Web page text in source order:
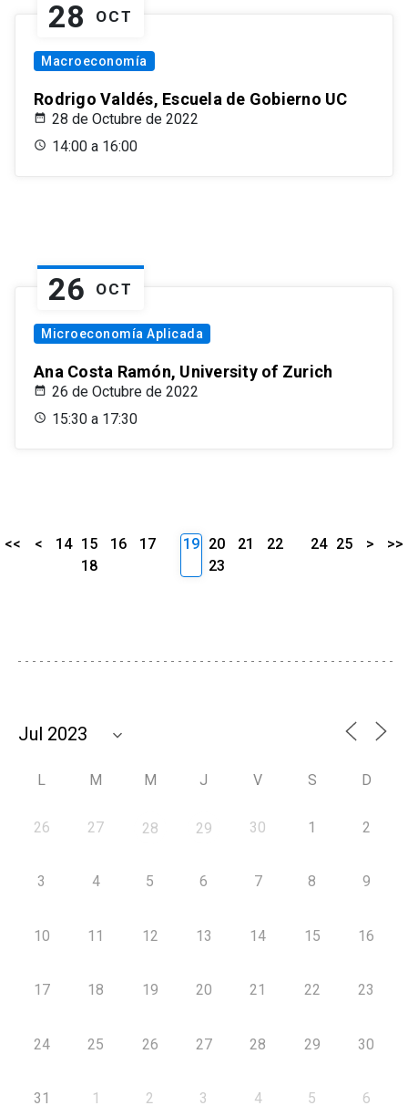
28 OCT
Macroeconomía
Rodrigo Valdés, Escuela de Gobierno UC
28 de Octubre de 2022
14:00 a 16:00
26 OCT
Microeconomía Aplicada
Ana Costa Ramón, University of Zurich
26 de Octubre de 2022
15:30 a 17:30
<< < 14 15 16
17
18
19 20 21
22
23
24 25 > >>
L M M J V S D
26 27 28 29 30 1 2
3 4 5 6 7 8 9
10 11 12 13 14 15 16
17 18 19 20 21 22 23
24 25 26 27 28 29 30
31 1 2 3 4 5 6